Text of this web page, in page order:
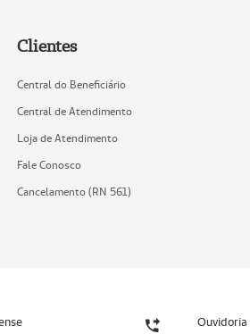
Clientes
Central do Beneficiário
Central de Atendimento
Loja de Atendimento
Fale Conosco
Cancelamento (RN 561)
Ouvidoria